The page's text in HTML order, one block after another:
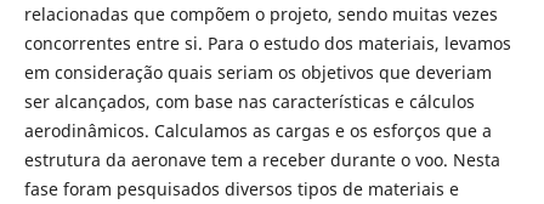
relacionadas que compõem o projeto, sendo muitas vezes
concorrentes entre si. Para o estudo dos materiais, levamos
em consideração quais seriam os objetivos que deveriam
ser alcançados, com base nas características e cálculos
aerodinâmicos. Calculamos as cargas e os esforços que a
estrutura da aeronave tem a receber durante o voo. Nesta
fase foram pesquisados diversos tipos de materiais e